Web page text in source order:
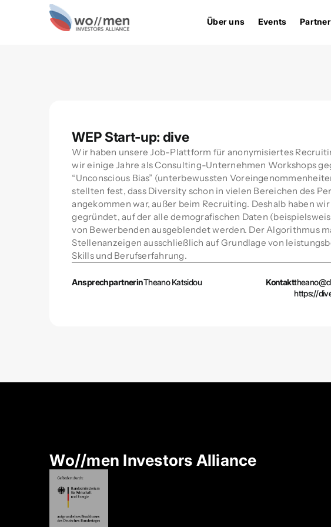
Über uns Events
WEP Start-up: dive
Wir haben unsere Job-Plattform für anonymisiertes
wir einige Jahre als Consulting-Unternehmen Workshops
“Unconscious Bias” (unterbewussten
stellten fest, dass Diversity schon in vielen Bereichen des
angekommen war, außer beim Recruiting. Deshalb haben
gegründet, auf der alle demografischen Daten
von Bewerbenden ausgeblendet werden. Der Algorithmus
Stellenanzeigen ausschließlich auf Grundlage von
Skills und Berufserfahrung.
AnsprechpartnerinTheano Katsidou Kontakt
https://
Wo//men Investors Alliance